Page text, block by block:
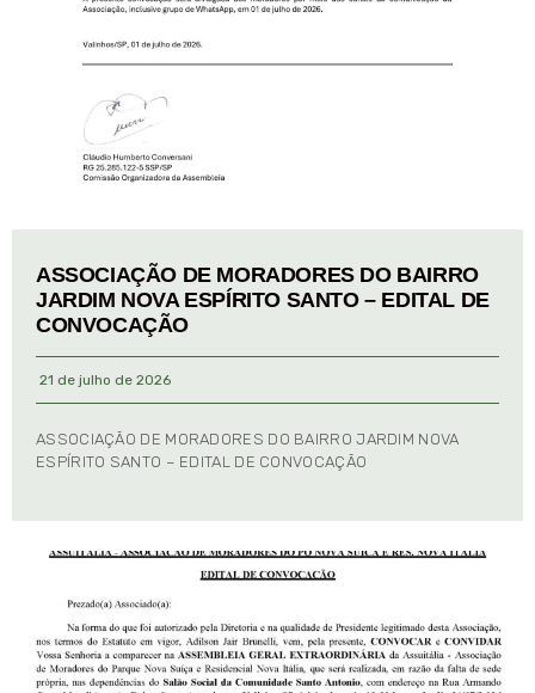
ASSOCIAÇÃO DE MORADORES DO BAIRRO
JARDIM NOVA ESPÍRITO SANTO – EDITAL DE
CONVOCAÇÃO
21 de julho de 2026
ASSOCIAÇÃO DE MORADORES DO BAIRRO JARDIM NOVA
ESPÍRITO SANTO – EDITAL DE CONVOCAÇÃO